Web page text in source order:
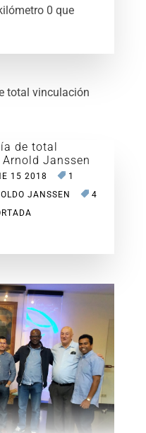
0 que
de total
Janssen
15 2018
1
JANSSEN
4